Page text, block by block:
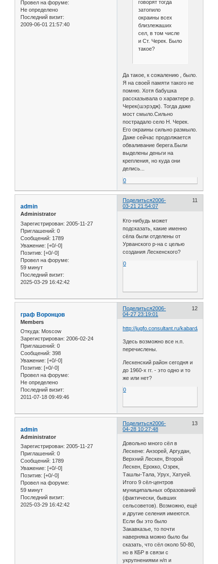
Провел на форуме:
Не определено
Последний визит:
2009-06-01 21:57:40
говорят тогда
затопило
окраины всех
близлежаших
сел, в том числе
и Ст. Черек. Было
такое?
Да такое, к сожалению , было.
Я на своей памяти такого не
помню. Хотя бабушка
рассказывала о характере р.
Черек(шэрэдж). Тогда даже
мост смыло.Сильно
пострадало село Н. Черек.
Его окраины сильно размыло.
Даже сейчас продолжается
обваливание берега.Были
выделены деньги на
крепления, но куда они
делись...
0
Поделиться 11
2006-
03-21 21:54:07
admin
Administrator
Зарегистрирован: 2005-11-27
Приглашений: 0
Сообщений: 1789
Уважение: [+0/-0]
Позитив: [+0/-0]
Провел на форуме:
59 минут
Последний визит:
2025-03-29 16:42:42
Кто-нибудь может
подсказать, какие именно
сёла были отделены от
Урванского р-на с целью
создания Лескенского?
0
Поделиться 12
2006-
04-27 23:19:01
граф Воронцов
Members
Откуда: Moscow
Зарегистрирован: 2006-02-24
Приглашений: 0
Сообщений: 398
Уважение: [+0/-0]
Позитив: [+0/-0]
Провел на форуме:
Не определено
Последний визит:
2011-07-18 09:49:46
http://jugfo.consultant.ru/kabard/
Здесь возможно все н.п.
перечислены.
Лескенский район сегодня и
до 1960-х гг. - это одно и то
же или нет?
0
Поделиться 13
2006-
04-28 10:27:48
admin
Administrator
Зарегистрирован: 2005-11-27
Приглашений: 0
Сообщений: 1789
Уважение: [+0/-0]
Позитив: [+0/-0]
Провел на форуме:
59 минут
Последний визит:
2025-03-29 16:42:42
Довольно много сёл в
Лескене: Анзорей, Аргудан,
Верхний Лескен, Второй
Лескен, Ерокко, Озрек,
Ташлы-Тала, Урух, Хатуей.
Итого 9 сёл-центров
муниципальных образований
(фактически, бывших
сельсоветов). Возможно, ещё
и другие селения имеются.
Если бы это было
Закавказье, то почти
наверняка можно было бы
сказать, что сёл около 50-80,
но в КБР в связи с
укрупнениями н/п и